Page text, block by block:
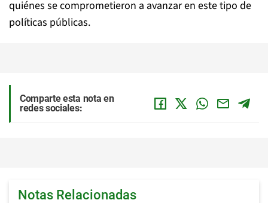
quiénes se comprometieron a avanzar en este tipo de
políticas públicas.
Comparte esta nota en
redes sociales:
Notas Relacionadas